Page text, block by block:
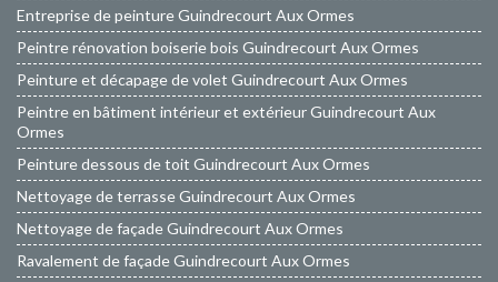
Entreprise de peinture Guindrecourt Aux Ormes
Peintre rénovation boiserie bois Guindrecourt Aux Ormes
Peinture et décapage de volet Guindrecourt Aux Ormes
Peintre en bâtiment intérieur et extérieur Guindrecourt Aux
Ormes
Peinture dessous de toit Guindrecourt Aux Ormes
Nettoyage de terrasse Guindrecourt Aux Ormes
Nettoyage de façade Guindrecourt Aux Ormes
Ravalement de façade Guindrecourt Aux Ormes